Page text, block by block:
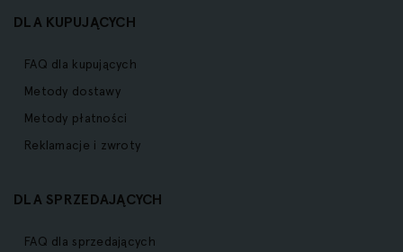
DLA KUPUJĄCYCH
FAQ dla kupujących
Metody dostawy
Metody płatności
Reklamacje i zwroty
DLA SPRZEDAJĄCYCH
FAQ dla sprzedających